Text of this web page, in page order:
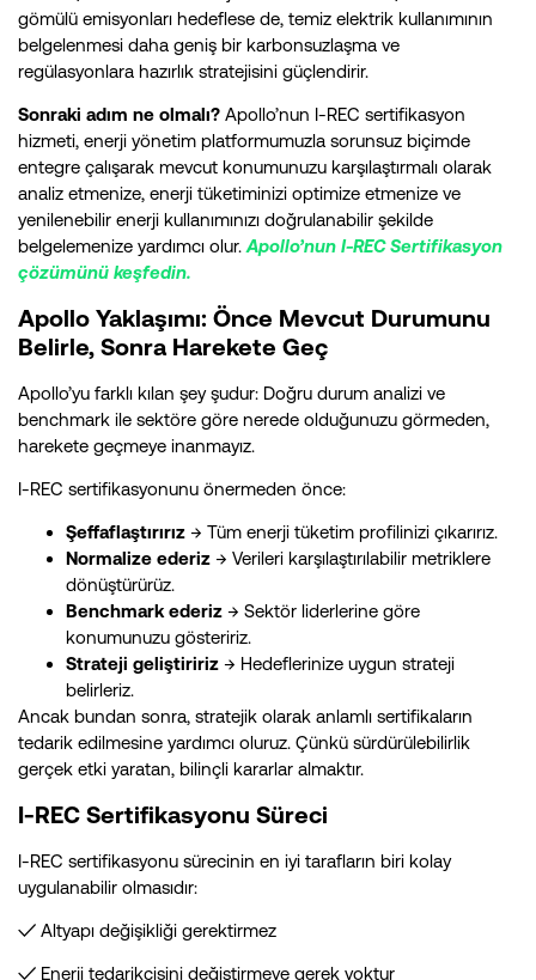
gömülü emisyonları hedeflese de, temiz elektrik kullanımının
belgelenmesi daha geniş bir karbonsuzlaşma ve
regülasyonlara hazırlık stratejisini güçlendirir.
Sonraki adım ne olmalı? Apollo’nun I-REC sertifikasyon
hizmeti, enerji yönetim platformumuzla sorunsuz biçimde
entegre çalışarak mevcut konumunuzu karşılaştırmalı olarak
analiz etmenize, enerji tüketiminizi optimize etmenize ve
yenilenebilir enerji kullanımınızı doğrulanabilir şekilde
belgelemenize yardımcı olur. Apollo’nun I-REC Sertifikasyon
çözümünü keşfedin.
Apollo Yaklaşımı: Önce Mevcut Durumunu
Belirle, Sonra Harekete Geç
Apollo’yu farklı kılan şey şudur: Doğru durum analizi ve
benchmark ile sektöre göre nerede olduğunuzu görmeden,
harekete geçmeye inanmayız.
I-REC sertifikasyonunu önermeden önce:
Şeffaflaştırırız → Tüm enerji tüketim profilinizi çıkarırız.
Normalize ederiz → Verileri karşılaştırılabilir metriklere
dönüştürürüz.
Benchmark ederiz → Sektör liderlerine göre
konumunuzu gösteririz.
Strateji geliştiririz → Hedeflerinize uygun strateji
belirleriz.
Ancak bundan sonra, stratejik olarak anlamlı sertifikaların
tedarik edilmesine yardımcı oluruz. Çünkü sürdürülebilirlik
gerçek etki yaratan, bilinçli kararlar almaktır.
I-REC Sertifikasyonu Süreci
I-REC sertifikasyonu sürecinin en iyi tarafların biri kolay
uygulanabilir olmasıdır:
✓ Altyapı değişikliği gerektirmez
✓ Enerji tedarikçisini değiştirmeye gerek yoktur